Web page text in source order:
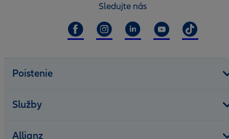
Sledujte nás
Poistenie
Služby
Allianz